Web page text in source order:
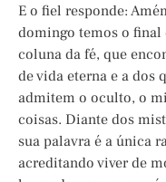
E o fiel responde:
domingo temos o final
coluna da fé, que
de vida eterna e a dos
admitem o oculto, o
coisas. Diante dos
sua palavra é a única
acreditando viver de